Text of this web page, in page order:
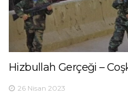
Hizbullah Gerçeği –
26 Nisan 2023